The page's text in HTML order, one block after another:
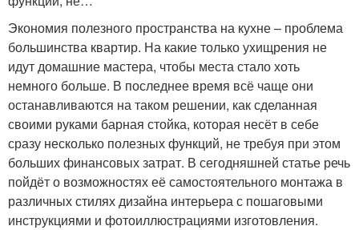
Экономия полезного пространства на кухне – проблема
большинства квартир. На какие только ухищрения не
идут домашние мастера, чтобы места стало хоть
немного больше. В последнее время всё чаще они
останавливаются на таком решении, как сделанная
своими руками барная стойка, которая несёт в себе
сразу несколько полезных функций, не требуя при этом
больших финансовых затрат. В сегодняшней статье речь
пойдёт о возможностях её самостоятельного монтажа в
различных стилях дизайна интерьера с пошаговыми
инструкциями и фотоиллюстрациями изготовления.